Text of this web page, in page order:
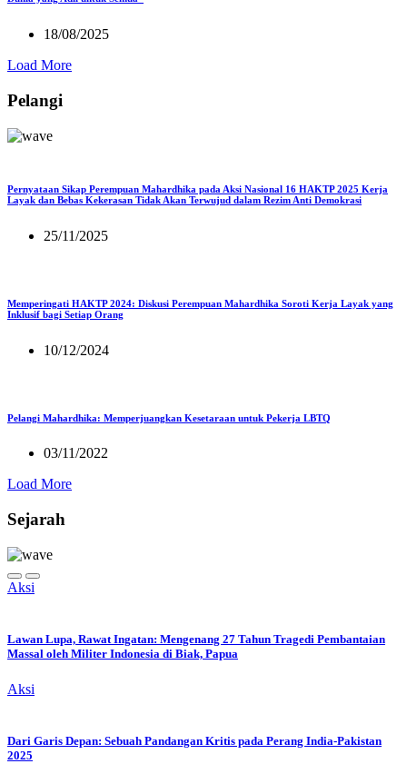
18/08/2025
Load More
Pelangi
Pernyataan Sikap Perempuan Mahardhika pada Aksi Nasional 16 HAKTP 2025 Kerja
Layak dan Bebas Kekerasan Tidak Akan Terwujud dalam Rezim Anti Demokrasi
25/11/2025
Memperingati HAKTP 2024: Diskusi Perempuan Mahardhika Soroti Kerja Layak yang
Inklusif bagi Setiap Orang
10/12/2024
Pelangi Mahardhika: Memperjuangkan Kesetaraan untuk Pekerja LBTQ
03/11/2022
Load More
Sejarah
Aksi
Lawan Lupa, Rawat Ingatan: Mengenang 27 Tahun Tragedi Pembantaian
Massal oleh Militer Indonesia di Biak, Papua
Aksi
Dari Garis Depan: Sebuah Pandangan Kritis pada Perang India-Pakistan
2025